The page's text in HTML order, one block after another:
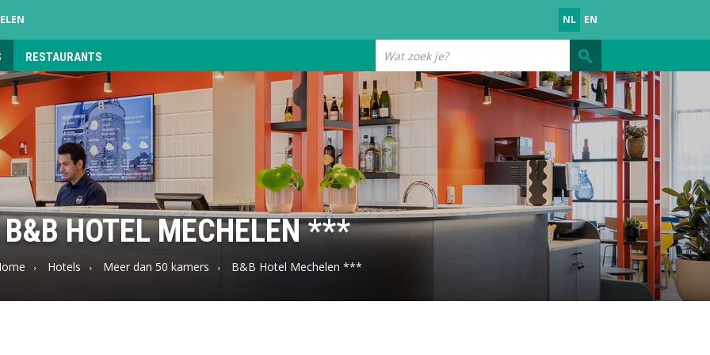
NL EN
RESTAURANTS
Wat
zoek
je?
B&B HOTEL MECHELEN ***
Hotels Meer dan 50 kamers B&B Hotel Mechelen ***